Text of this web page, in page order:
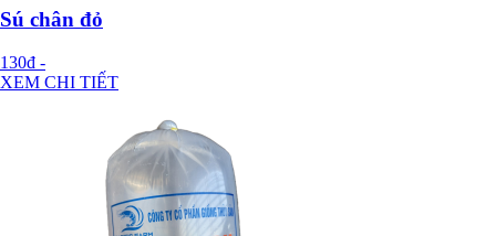
Sú chân đỏ
130đ -
XEM CHI TIẾT